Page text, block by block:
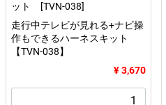
ット [TVN-038]
走行中テレビが見れる+ナビ操
作もできるハーネスキット
【TVN-038】
¥ 3,670